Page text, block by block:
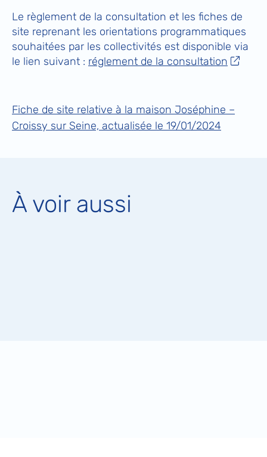
Le règlement de la consultation et les fiches de
site reprenant les orientations programmatiques
souhaitées par les collectivités est disponible via
le lien suivant : réglement de la consultation
Fiche de site relative à la maison Joséphine –
Croissy sur Seine, actualisée le 19/01/2024
À voir aussi